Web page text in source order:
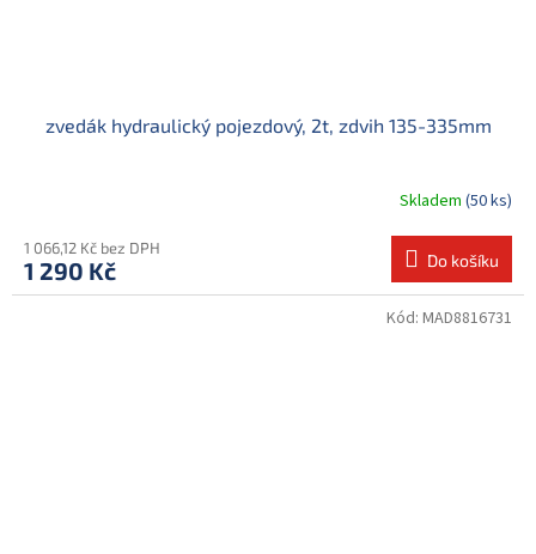
zvedák hydraulický pojezdový, 2t, zdvih 135-335mm
Skladem (50 ks)
1 066,12 Kč bez DPH
1 290 Kč Do košíku
Kód: MAD8816731